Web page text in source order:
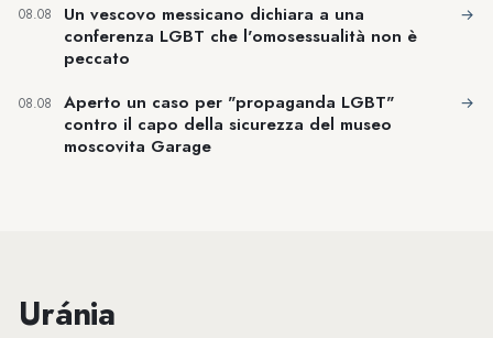
08.08
Un vescovo messicano dichiara a una
conferenza LGBT che l'omosessualità non è
peccato
→
08.08
Aperto un caso per "propaganda LGBT"
contro il capo della sicurezza del museo
moscovita Garage
→
Uránia